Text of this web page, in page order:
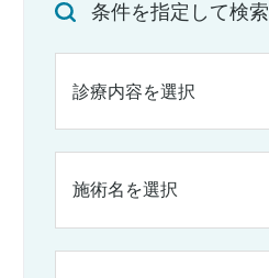
条件を指定して検索
診療内容を選択
施術名を選択